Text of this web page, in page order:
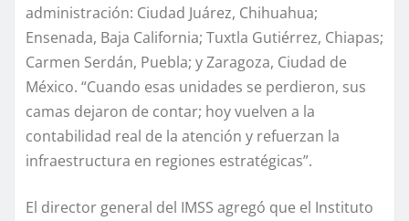
administración: Ciudad Juárez, Chihuahua;
Ensenada, Baja California; Tuxtla Gutiérrez, Chiapas;
Carmen Serdán, Puebla; y Zaragoza, Ciudad de
México. “Cuando esas unidades se perdieron, sus
camas dejaron de contar; hoy vuelven a la
contabilidad real de la atención y refuerzan la
infraestructura en regiones estratégicas”.
El director general del IMSS agregó que el Instituto